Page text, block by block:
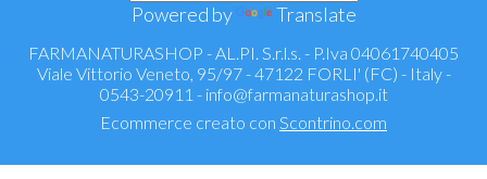
Powered by Translate
FARMANATURASHOP - AL.PI. S.r.l.s. - P.Iva 04061740405
Viale Vittorio Veneto, 95/97 - 47122 FORLI' (FC) - Italy -
0543-20911 - info@farmanaturashop.it
Ecommerce creato con Scontrino.com